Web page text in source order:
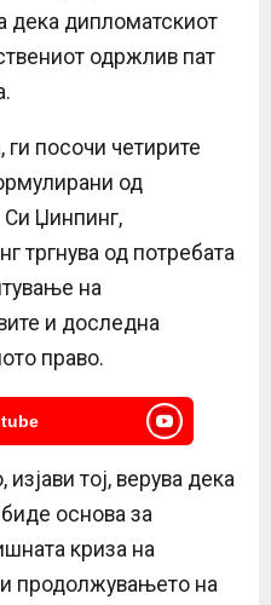
дека дипломатскиот
одржлив пат
посочи четирите
од
Си Џинпинг,
тргнува од потребата
на
и доследна
право.
тој, верува дека
основа за
криза на
продолжувањето на